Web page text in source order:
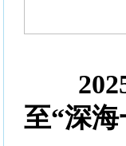
2025
至“深海